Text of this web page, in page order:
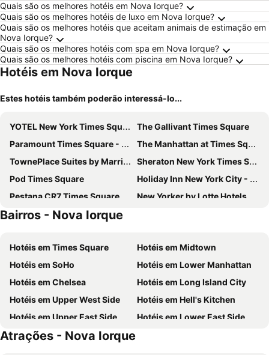
Quais são os melhores hotéis em Nova Iorque?
Quais são os melhores hotéis de luxo em Nova Iorque?
Quais são os melhores hotéis que aceitam animais de estimação em
Nova Iorque?
Quais são os melhores hotéis com spa em Nova Iorque?
Quais são os melhores hotéis com piscina em Nova Iorque?
Hotéis em Nova Iorque
Estes hotéis também poderão interessá-lo...
YOTEL New York Times Square
The Gallivant Times Square
Paramount Times Square - A Generator Hotel
The Manhattan at Times Square Hotel
TownePlace Suites by Marriott New York Long Island City/Manhattan View
Sheraton New York Times Square Hotel
Pod Times Square
Holiday Inn New York City - Times Square By Ihg
Pestana CR7 Times Square
New Yorker by Lotte Hotels
Hotel Riu Plaza Manhattan Times Square
AMTD Idea Tribeca Hotel
Carlton Arms Hotel
Eurostars Wall Street
Times Square West Hotel, BW Signature Collection
ROW NYC
Pod 51
Residence Inn by Marriott New York JFK Airport
OYO Times Square
LIC Manhattan View Hotel
Wingate by Wyndham Long Island City
Radio Hotel
Bairros - Nova Iorque
Hotéis em Times Square
Hotéis em Midtown
Hotéis em SoHo
Hotéis em Lower Manhattan
Hotéis em Chelsea
Hotéis em Long Island City
Hotéis em Upper West Side
Hotéis em Hell's Kitchen
Hotéis em Upper East Side
Hotéis em Lower East Side
Hotéis em Astoria
Atrações - Nova Iorque